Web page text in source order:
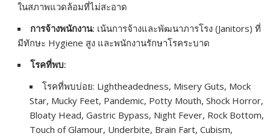
ในสภาพแวดล้อมที่ไม่สะอาด
การจ้างพนักงาน: เน้นการจ้างและพัฒนาภารโรง (Janitors) ที่
มีทักษะ Hygiene สูง และพนักงานรักษาโรคระบาด
โรคที่พบ:
โรคที่พบบ่อย: Lightheadedness, Misery Guts, Mock
Star, Mucky Feet, Pandemic, Potty Mouth, Shock Horror,
Bloaty Head, Gastric Bypass, Night Fever, Rock Bottom,
Touch of Glamour, Underbite, Brain Fart, Cubism,